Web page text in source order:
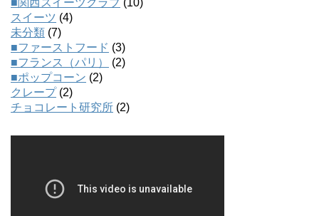
■関西スイーツクラブ (10)
スイーツ (4)
未分類 (7)
■ファーストフード (3)
■フランス（パリ）
(2)
■ポップコーン (2)
クレープ(2)
チョコレート研究所 (2)